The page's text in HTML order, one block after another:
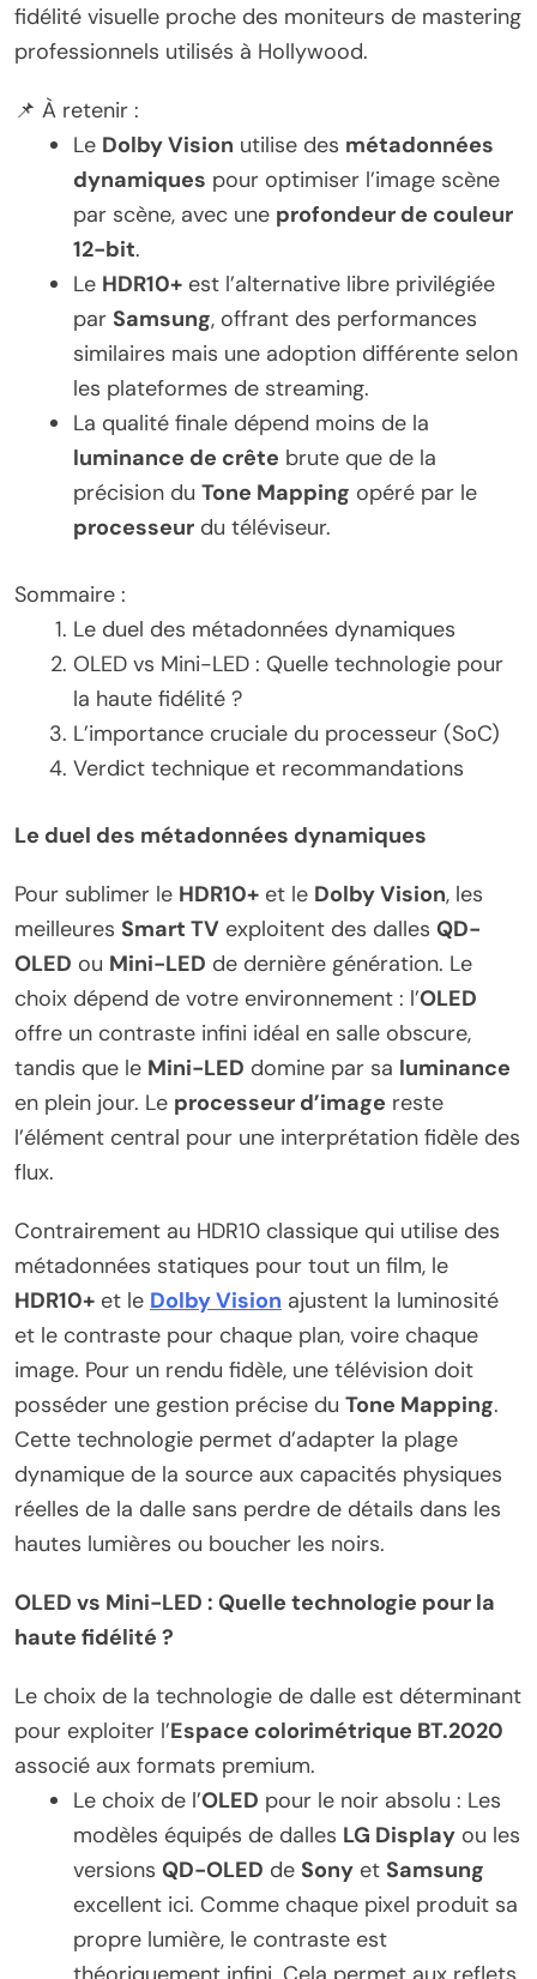
fidélité visuelle proche des moniteurs de mastering
professionnels utilisés à Hollywood.
📌 À retenir :
Le Dolby Vision utilise des métadonnées
dynamiques pour optimiser l’image scène
par scène, avec une profondeur de couleur
12-bit.
Le HDR10+ est l’alternative libre privilégiée
par Samsung, offrant des performances
similaires mais une adoption différente selon
les plateformes de streaming.
La qualité finale dépend moins de la
luminance de crête brute que de la
précision du Tone Mapping opéré par le
processeur du téléviseur.
Sommaire :
Le duel des métadonnées dynamiques
OLED vs Mini-LED : Quelle technologie pour
la haute fidélité ?
L’importance cruciale du processeur (SoC)
Verdict technique et recommandations
Le duel des métadonnées dynamiques
Pour sublimer le HDR10+ et le Dolby Vision, les
meilleures Smart TV exploitent des dalles QD-
OLED ou Mini-LED de dernière génération. Le
choix dépend de votre environnement : l’OLED
offre un contraste infini idéal en salle obscure,
tandis que le Mini-LED domine par sa luminance
en plein jour. Le processeur d’image reste
l’élément central pour une interprétation fidèle des
flux.
Contrairement au HDR10 classique qui utilise des
métadonnées statiques pour tout un film, le
HDR10+ et le Dolby Vision ajustent la luminosité
et le contraste pour chaque plan, voire chaque
image. Pour un rendu fidèle, une télévision doit
posséder une gestion précise du Tone Mapping.
Cette technologie permet d’adapter la plage
dynamique de la source aux capacités physiques
réelles de la dalle sans perdre de détails dans les
hautes lumières ou boucher les noirs.
OLED vs Mini-LED : Quelle technologie pour la
haute fidélité ?
Le choix de la technologie de dalle est déterminant
pour exploiter l’Espace colorimétrique BT.2020
associé aux formats premium.
Le choix de l’OLED pour le noir absolu : Les
modèles équipés de dalles LG Display ou les
versions QD-OLED de Sony et Samsung
excellent ici. Comme chaque pixel produit sa
propre lumière, le contraste est